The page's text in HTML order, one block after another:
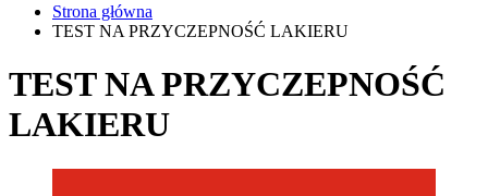
Strona główna
TEST NA PRZYCZEPNOŚĆ LAKIERU
TEST NA PRZYCZEPNOŚĆ
LAKIERU